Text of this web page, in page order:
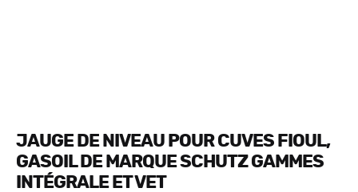
JAUGE DE NIVEAU POUR CUVES FIOUL,
GASOIL DE MARQUE SCHUTZ GAMMES
INTÉGRALE ET VET